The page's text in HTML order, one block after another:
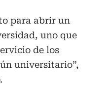
para abrir un
uno que
de los
universitario”,